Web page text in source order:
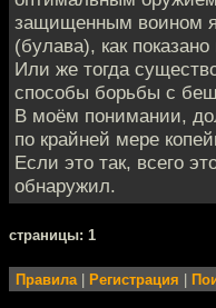
защищенным воином
(булава), как показано
Или же тогда
способы борьбы с
В моём понимании,
по крайней мере
Если это так, всего
обнаружил.
cтраницы: 1
Правила| Регистрация